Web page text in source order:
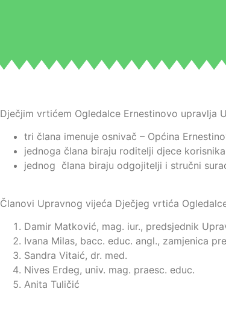
Dječjim vrtićem Ogledalce Ernestinovo upravlja
tri člana imenuje osnivač – Općina
jednoga člana biraju roditelji djece
jednog člana biraju odgojitelji i stručni
Članovi Upravnog vijeća Dječjeg vrtića
Damir Matković, mag. iur., predsjednik
Ivana Milas, bacc. educ. angl., zamjenica
Sandra Vitaić, dr. med.
Nives Erdeg, univ. mag. praesc. educ.
Anita Tuličić